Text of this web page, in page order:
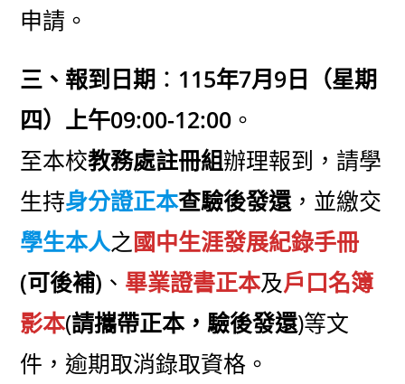
申請。
三、報到日期 ： 115年7月9日（星期
四）上午09:00-12:00 。
至本校教務處註冊組辦理報到，請學
生持身分證正本查驗後發還，並繳交
學生本人之國中生涯發展紀錄手冊
(可後補) 、 畢業證書正本及戶口名簿
影本(請攜帶正本，驗後發還)等文
件，逾期取消錄取資格。